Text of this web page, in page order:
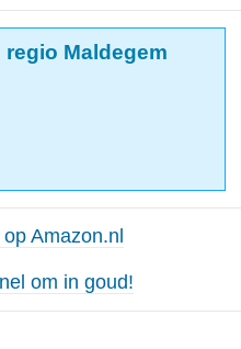
Maldegem
Amazon.nl
om in goud!